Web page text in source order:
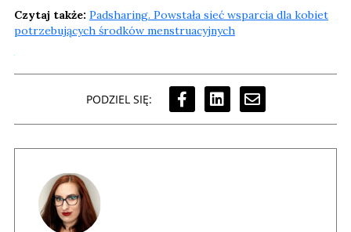
Czytaj także: Padsharing. Powstała sieć wsparcia dla kobiet
potrzebujących środków menstruacyjnych
PODZIEL SIĘ: